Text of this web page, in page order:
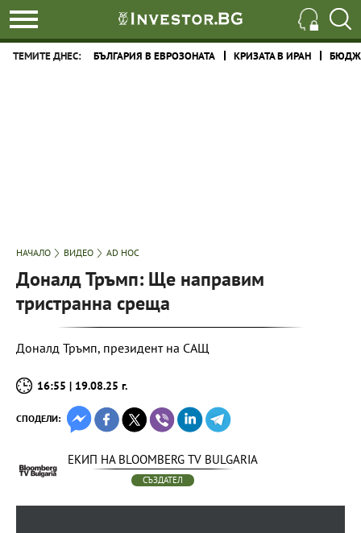
ТЕМИТЕ ДНЕС: БЪЛГАРИЯ В ЕВРОЗОНАТА КРИЗАТА В ИРАН
НАЧАЛО ВИДЕО AD HOC
Доналд Тръмп: Ще направим
тристранна среща
Доналд Тръмп, президент на САЩ
16:55 | 19.08.25 г.
СПОДЕЛИ:
ЕКИП НА BLOOMBERG TV BULGARIA
СЪЗДАТЕЛ